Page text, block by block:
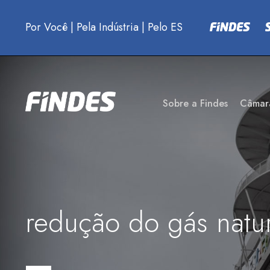
Por Você | Pela Indústria | Pelo ES
Sobre a Findes
redução do gás